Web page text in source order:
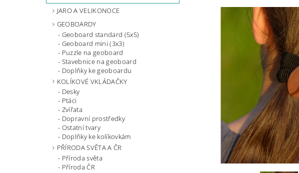
JARO A VELIKONOCE
GEOBOARDY
Geoboard standard (5x5)
Geoboard mini (3x3)
Puzzle na geoboard
Stavebnice na geoboard
Doplňky ke geoboardu
KOLÍKOVÉ VKLÁDAČKY
Desky
Ptáci
Zvířata
Dopravní prostředky
Ostatní tvary
Doplňky ke kolíkovkám
PŘÍRODA SVĚTA A ČR
Příroda světa
Příroda ČR